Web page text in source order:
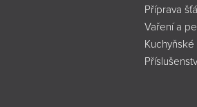
Příprava
Vaření a